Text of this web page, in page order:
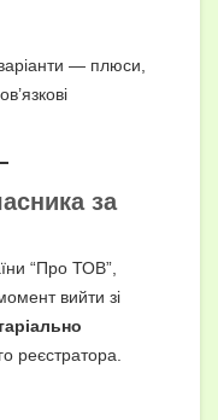
— плюси,
за
“Про ТОВ”,
вийти зі
реєстратора.